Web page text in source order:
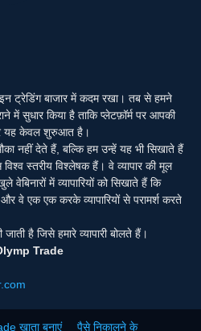
ट्रेडिंग बाजार में कदम रखा। तब से हमने
में सुधार किया है ताकि प्लेटफ़ॉर्म पर आपकी
यह केवल शुरुआत है।
नहीं देते हैं, बल्कि हम उन्हें यह भी सिखाते हैं
स्तरीय विश्लेषक हैं। वे व्यापार की मूल
में व्यापारियों को सिखाते हैं कि
वे एक एक करके व्यापारियों से परामर्श करते
है जिसे हमारे व्यापारी बोलते हैं।
Trade
खाता बनाएं पैसे निकालने के